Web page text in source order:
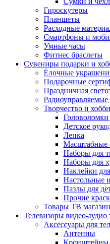
Гироскутеры
Планшеты
Расходные
Смартфоны и
Умные часы
Фитнес браслеты
Сувениры подарки и
Ёлочные
Подарочные
Праздничная
Радиоуправляемые
Творчество и хобби
Головоломки
Детское
Лепка
Масштабные
Наборы для
Наборы для
Наклейки
Настольные
Пазлы для
Прочие
Товары ТВ
Телевизоры видео-аудио
Аксессуары для
Антенны
Кронштейны